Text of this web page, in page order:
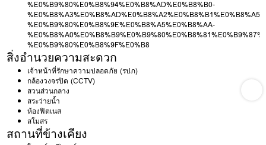
%E0%B9%80%E0%B8%94%E0%B8%AD%E0%B8%B0-
%E0%B8%A3%E0%B8%AD%E0%B8%A2%E0%B8%B1%E0%B8%A5-
%E0%B9%80%E0%B8%9E%E0%B8%A5%E0%B8%AA-
%E0%B9%80%E0%B8%9F%E0%B8
สิ่งอำนวยความสะดวก
เจ้าหน้าที่รักษาความปลอดภัย (รปภ)
กล้องวงจรปิด (CCTV)
สวนส่วนกลาง
สระว่ายน้ำ
ห้องฟิตเนส
สโมสร
สถานที่ข้างเคียง